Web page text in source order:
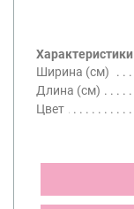
Характеристики
Ширина (см)
Длина (см)
Цвет